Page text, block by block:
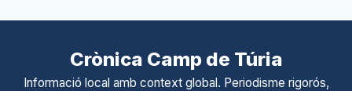
Crònica Camp de Túria
Informació local amb context global. Periodisme rigorós,